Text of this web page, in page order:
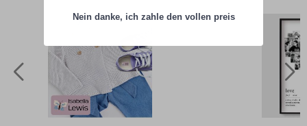
Nein danke, ich zahle den vollen preis